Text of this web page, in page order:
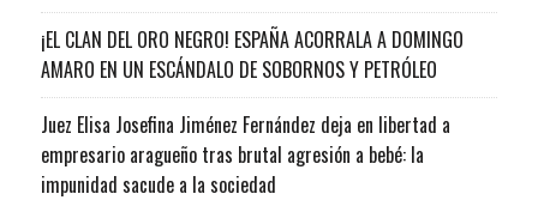
¡EL CLAN DEL ORO NEGRO! ESPAÑA ACORRALA A DOMINGO
AMARO EN UN ESCÁNDALO DE SOBORNOS Y PETRÓLEO
Juez Elisa Josefina Jiménez Fernández deja en libertad a
empresario aragueño tras brutal agresión a bebé: la
impunidad sacude a la sociedad